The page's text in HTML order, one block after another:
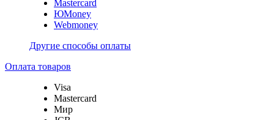
Mastercard
ЮMoney
Webmoney
Другие способы оплаты
Оплата товаров
Visa
Mastercard
Мир